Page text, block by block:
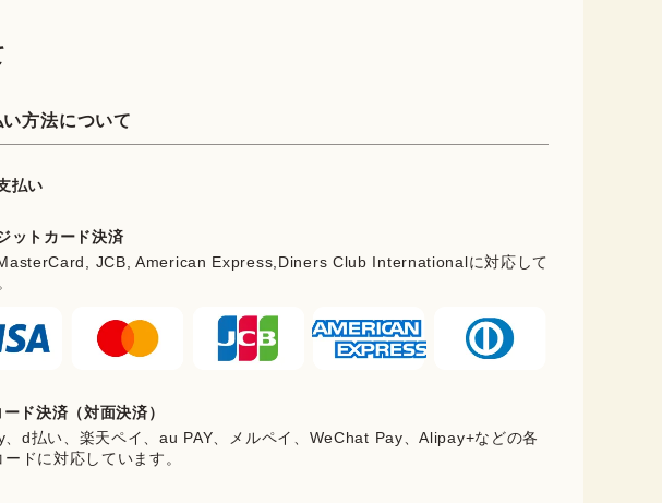
方法について
払い
ットカード決済
JCB, American Express,Diners Club Internationalに対応して
ド決済（対面決済）
、d払い、楽天ペイ、au PAY、メルペイ、WeChat Pay、Alipay+などの各
ドに対応しています。